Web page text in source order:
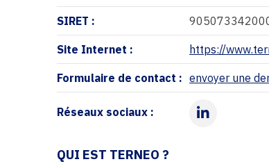
SIRET :
Site Internet : https://
Formulaire de contact : envoyer une
Réseaux sociaux :
QUI EST TERNEO ?